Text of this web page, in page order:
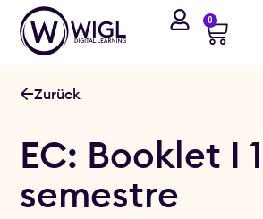
0
Zurück
EC: Booklet I
semestre